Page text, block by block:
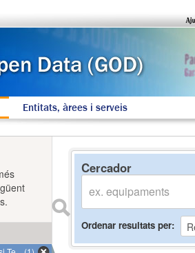
Entitats, àrees i serveis
Cercador
Ordenar resultats per